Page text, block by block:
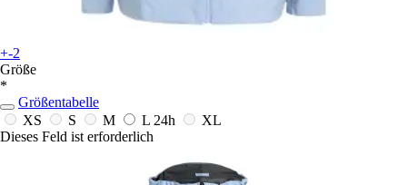
+-2
Größe
*
Größentabelle
XS
S M L 24h
XL
Dieses Feld ist erforderlich